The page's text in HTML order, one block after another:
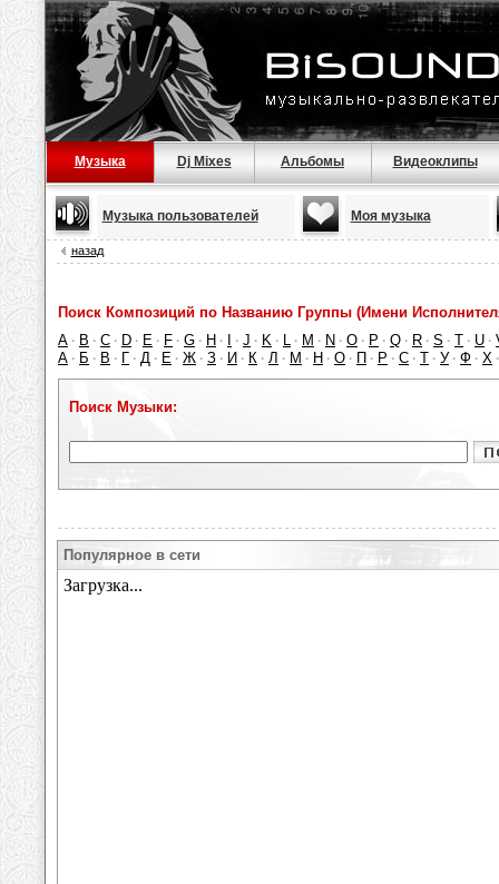
Музыка Dj Mixes Альбомы Видеоклипы
Музыка пользователей Моя музыка
назад
Поиск Композиций по Названию Группы (Имени
A · B · C · D · E · F · G · H · · J · K · L · M · N · O · P · Q · R · S · T · U ·
А · Б · В · Г · Д · Е · Ж · З · И · К · Л · М · Н · О · П · Р · С · Т · У · Ф · Х
Поиск Музыки:
Популярное в сети